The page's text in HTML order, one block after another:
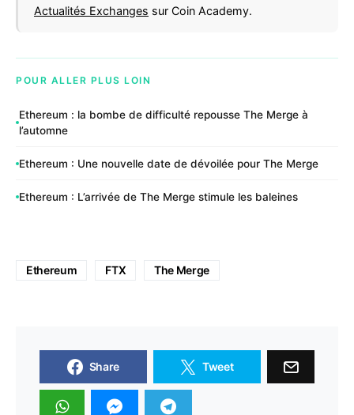
Actualités Exchanges sur Coin Academy.
POUR ALLER PLUS LOIN
Ethereum : la bombe de difficulté repousse The Merge à
l’automne
Ethereum : Une nouvelle date de dévoilée pour The Merge
Ethereum : L’arrivée de The Merge stimule les baleines
Ethereum FTX The Merge
Share Tweet